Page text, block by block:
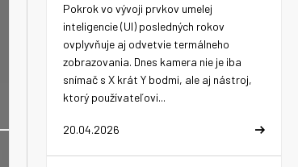
20.04.2026
Pokrok vo vývoji prvkov umelej
inteligencie (UI) posledných rokov
ovplyvňuje aj odvetvie termálneho
zobrazovania. Dnes kamera nie je iba
snímač s X krát Y bodmi, ale aj nástroj,
ktorý používateľovi...